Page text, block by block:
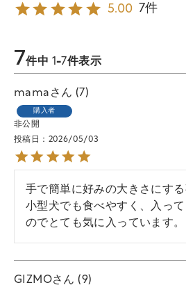
5.00 7
7件中 1-7件表示
mama 7
購入者
非公開
投稿日
2026/05/03
手で簡単に好みの大きさにする
小型犬でも食べやすく、入っ
のでとても気に入っています。
GIZMO 9